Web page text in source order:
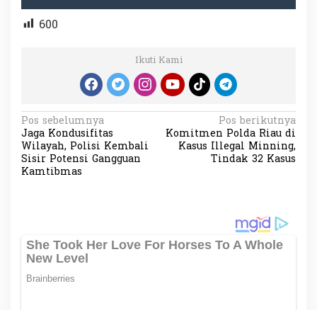
600
Ikuti Kami
N
a
v
s
p
Pos sebelumnya
Jaga Kondusifitas
Wilayah, Polisi Kembali
Sisir Potensi Gangguan
Kamtibmas
Pos berikutnya
Komitmen Polda Riau di
Kasus Illegal Minning,
Tindak 32 Kasus